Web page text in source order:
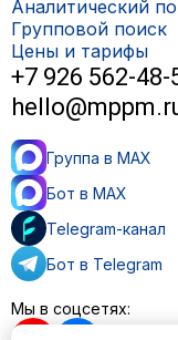
Аналитический
Групповой поиск
Цены и тарифы
+7 926 562-48-
Группа в MAX
Бот в MAX
Telegram-канал
Бот в Telegram
Мы в соцсетях: